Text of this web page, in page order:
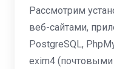
Рассмотрим
веб-сайтами,
PostgreSQL,
exim4